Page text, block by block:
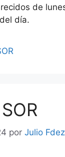
de
día.
por Julio Fdez